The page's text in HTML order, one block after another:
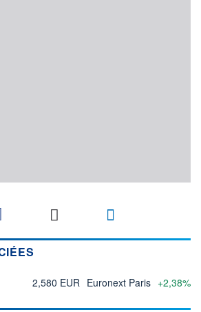
2,580 EUR Euronext Paris +2,38%